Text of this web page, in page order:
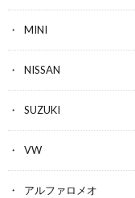
MINI
NISSAN
SUZUKI
VW
アルファロメオ